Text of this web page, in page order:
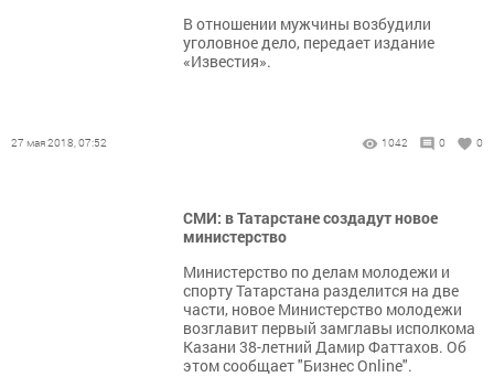
В отношении мужчины возбудили
уголовное дело, передает издание
«Известия».
27 мая 2018, 07:52 1042 0 0
СМИ: в Татарстане создадут новое
министерство
Министерство по делам молодежи и
спорту Татарстана разделится на две
части, новое Министерство молодежи
возглавит первый замглавы исполкома
Казани 38-летний Дамир Фаттахов. Об
этом сообщает "Бизнес Online".